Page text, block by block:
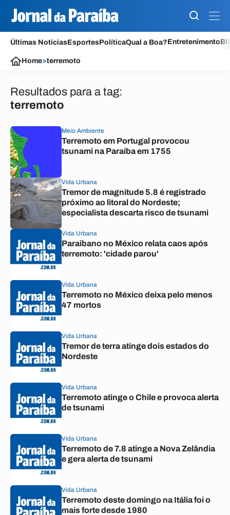
Últimas NotíciasEsportesPolíticaQual a Boa?Entretenimento
Home>terremoto
Resultados para a tag:
terremoto
Meio Ambiente
Terremoto em Portugal provocou
tsunami na Paraíba em 1755
Vida Urbana
Tremor de magnitude 5.8 é registrado
próximo ao litoral do Nordeste;
especialista descarta risco de tsunami
Vida Urbana
Paraibano no México relata caos após
terremoto: 'cidade parou'
Vida Urbana
Terremoto no México deixa pelo menos
47 mortos
Vida Urbana
Tremor de terra atinge dois estados do
Nordeste
Vida Urbana
Terremoto atinge o Chile e provoca alerta
de tsunami
Vida Urbana
Terremoto de 7.8 atinge a Nova Zelândia
e gera alerta de tsunami
Vida Urbana
Terremoto deste domingo na Itália foi o
mais forte desde 1980